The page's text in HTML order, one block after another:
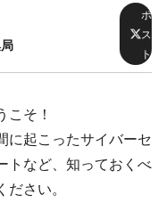
ポ
ス
ト
そ！
に起こったサイバーセ
トなど、知っておくべ
さい。